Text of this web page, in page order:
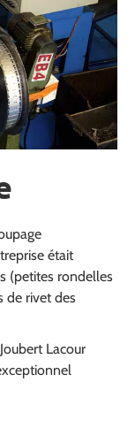
était
(petites rondelles
de rivet des
Lacour